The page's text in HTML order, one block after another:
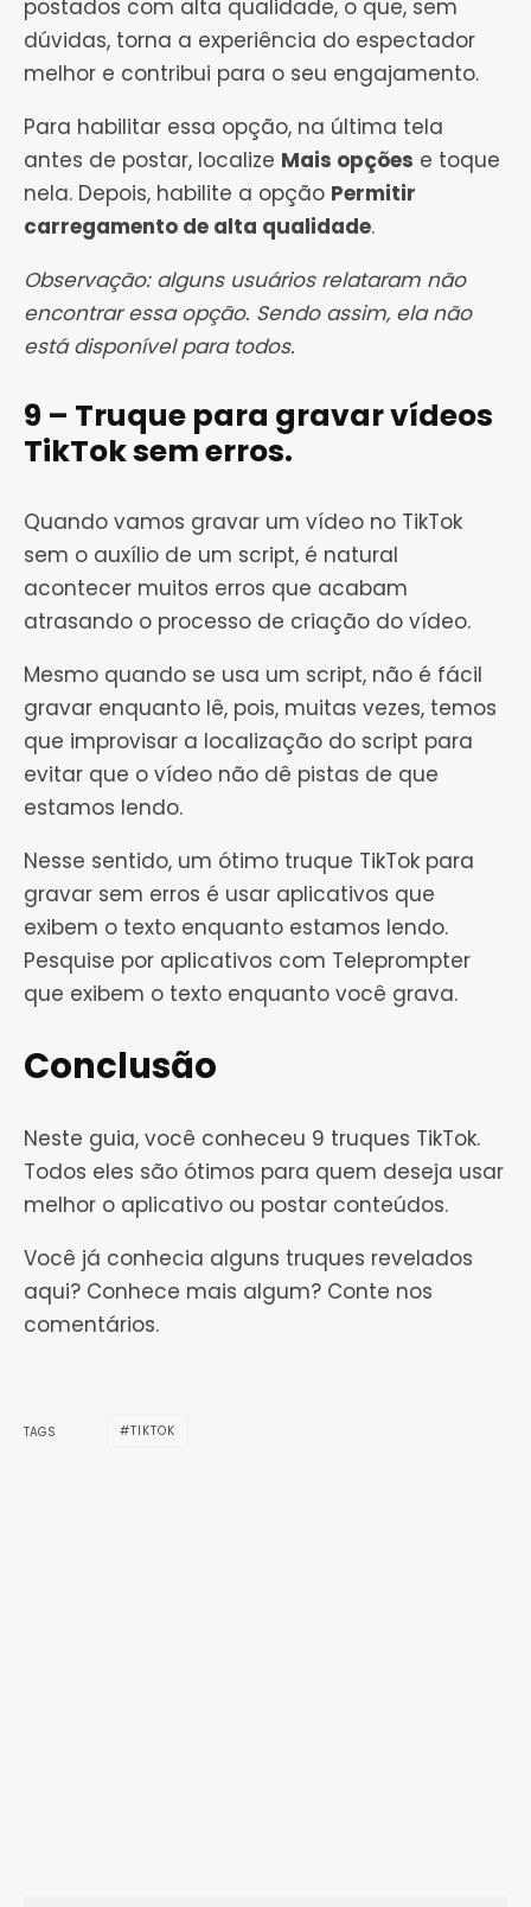
postados com alta qualidade, o que, sem
dúvidas, torna a experiência do espectador
melhor e contribui para o seu engajamento.
Para habilitar essa opção, na última tela
antes de postar, localize Mais opções e toque
nela. Depois, habilite a opção Permitir
carregamento de alta qualidade.
Observação: alguns usuários relataram não
encontrar essa opção. Sendo assim, ela não
está disponível para todos.
9 – Truque para gravar vídeos
TikTok sem erros.
Quando vamos gravar um vídeo no TikTok
sem o auxílio de um script, é natural
acontecer muitos erros que acabam
atrasando o processo de criação do vídeo.
Mesmo quando se usa um script, não é fácil
gravar enquanto lê, pois, muitas vezes, temos
que improvisar a localização do script para
evitar que o vídeo não dê pistas de que
estamos lendo.
Nesse sentido, um ótimo truque TikTok para
gravar sem erros é usar aplicativos que
exibem o texto enquanto estamos lendo.
Pesquise por aplicativos com Teleprompter
que exibem o texto enquanto você grava.
Conclusão
Neste guia, você conheceu 9 truques TikTok.
Todos eles são ótimos para quem deseja usar
melhor o aplicativo ou postar conteúdos.
Você já conhecia alguns truques revelados
aqui? Conhece mais algum? Conte nos
comentários.
TAGS TIKTOK